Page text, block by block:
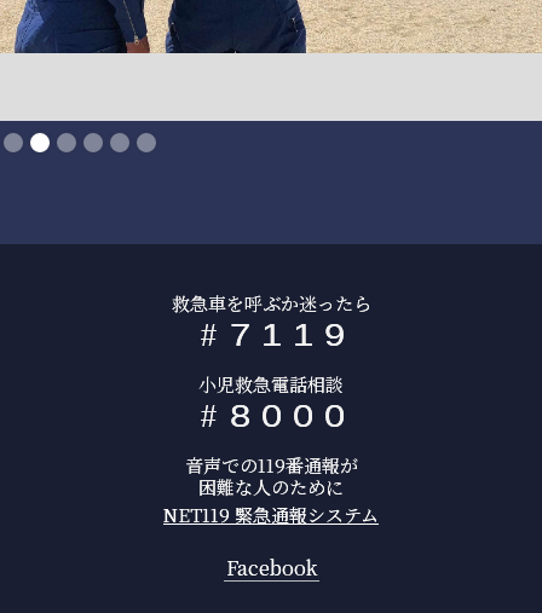
Slide 2 of 6.
救急車を呼ぶか迷ったら
# 7 1 1 9
小児救急電話相談
# 8 0 0 0
音声での119番通報が
困難な人のために
NET119 緊急通報システム
Facebook